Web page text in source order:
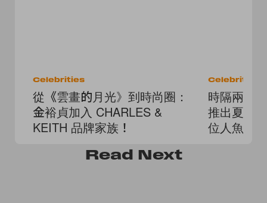
Celebrities
從《雲畫的月光》到時尚圈：
金裕貞加入 CHARLES &
KEITH 品牌家族！
Celebrities
時隔兩年
推出夏日
位人魚公
Read Next